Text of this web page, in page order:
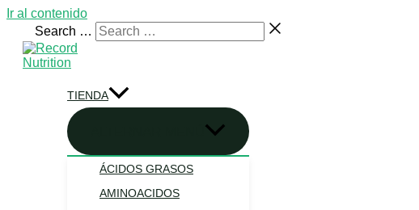
Ir al contenido
Search …
TIENDA
ÁCIDOS GRASOS
AMINOACIDOS